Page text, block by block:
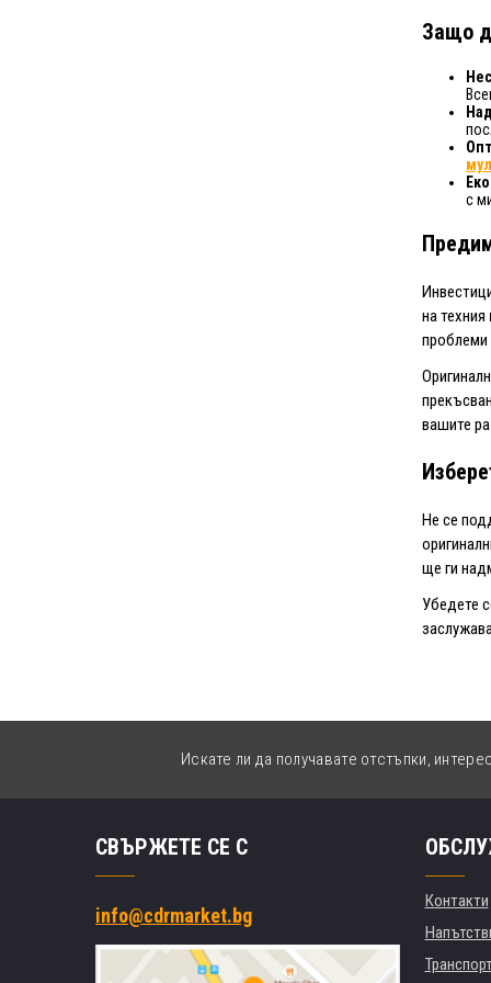
Защо
с
на техния
проблеми
вашите
Не се
ще ги
Убедете
Искате ли да получавате отстъпки,
СВЪРЖЕТЕ СЕ С
info@cdrmarket.bg
Контакти